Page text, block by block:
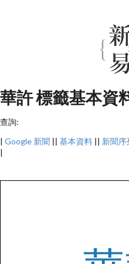
華許 標籤基本資
查詢:
| Google 新聞 || 基本資料 || 新聞序
|